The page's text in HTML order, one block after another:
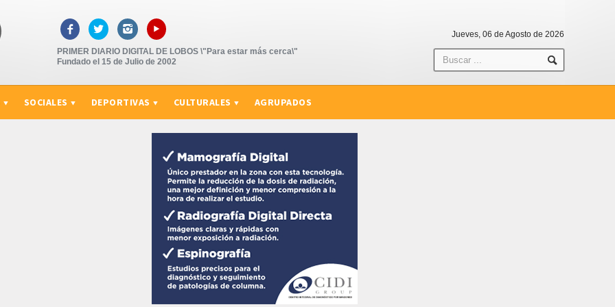
   ▸
PRIMER DIARIO DIGITAL DE LOBOS \"Para estar más cerca\"
Fundado el 15 de Julio de 2002
Jueves, 06 de Agosto de 2026
SOCIALES DEPORTIVAS CULTURALES AGRUPADOS